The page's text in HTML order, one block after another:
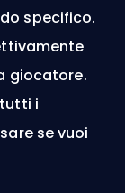
specifico.
giocatore.
i
se vuoi